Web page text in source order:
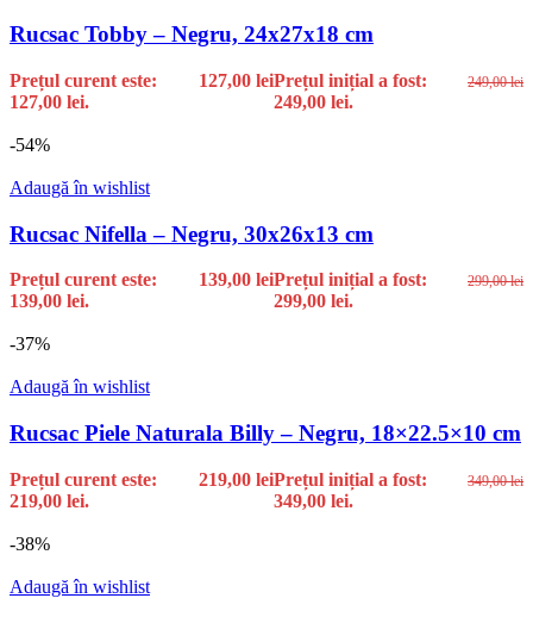
Rucsac Tobby – Negru, 24x27x18 cm
249,00lei
Prețul inițial a fost:
249,00 lei.
127,00 lei
Prețul curent este:
127,00 lei.
-54%
Adaugă în wishlist
Rucsac Nifella – Negru, 30x26x13 cm
299,00lei
Prețul inițial a fost:
299,00 lei.
139,00 lei
Prețul curent este:
139,00 lei.
-37%
Adaugă în wishlist
Rucsac Piele Naturala Billy – Negru, 18×22.5×10 cm
349,00lei
Prețul inițial a fost:
349,00 lei.
219,00 lei
Prețul curent este:
219,00 lei.
-38%
Adaugă în wishlist